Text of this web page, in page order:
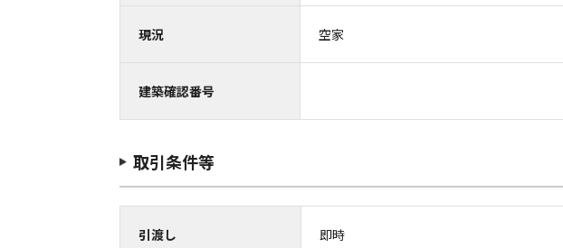
現況 空家
建築確認番号
取引条件等
引渡し 即時